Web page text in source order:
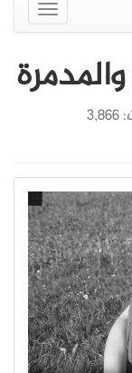
عرض
القائمة